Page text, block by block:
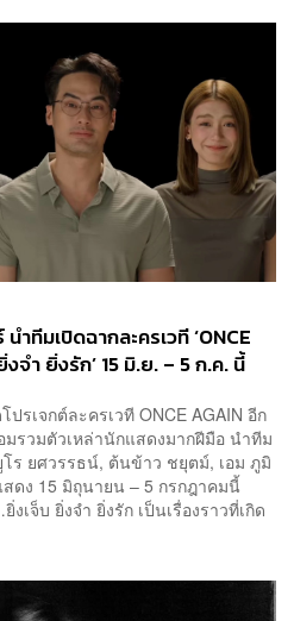
ทีมเปิดฉากละครเวที ‘ONCE
จำ ยิ่งรัก’ 15 มิ.ย. – 5 ก.ค. นี้
ปรเจกต์ละครเวที ONCE AGAIN อีก
มรวมตัวเหล่านักแสดงมากฝีมือ นำทีม
ยศวรรธน์, ต้นข้าว ชยุตม์, เอม ภูมิ
ดง 15 มิถุนายน – 5 กรกฎาคมนี้
เจ็บ ยิ่งจำ ยิ่งรัก เป็นเรื่องราวที่เกิด